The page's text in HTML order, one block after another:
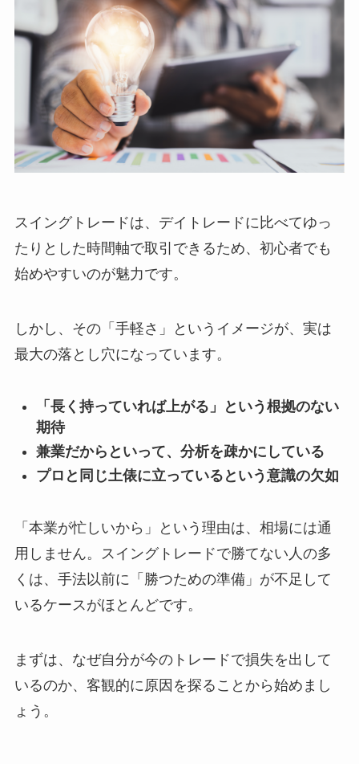
スイングトレードは、デイトレードに比べてゆっ
たりとした時間軸で取引できるため、初心者でも
始めやすいのが魅力です。
しかし、その「手軽さ」というイメージが、実は
最大の落とし穴になっています。
「長く持っていれば上がる」という根拠のない
期待
兼業だからといって、分析を疎かにしている
プロと同じ土俵に立っているという意識の欠如
「本業が忙しいから」という理由は、相場には通
用しません。スイングトレードで勝てない人の多
くは、手法以前に「勝つための準備」が不足して
いるケースがほとんどです。
まずは、なぜ自分が今のトレードで損失を出して
いるのか、客観的に原因を探ることから始めまし
ょう。